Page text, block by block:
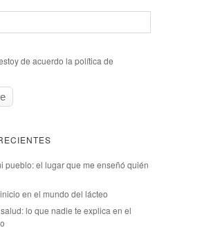
de acuerdo la política de
pueblo: el lugar que me enseñó quién
en el mundo del lácteo
lo que nadie te explica en el